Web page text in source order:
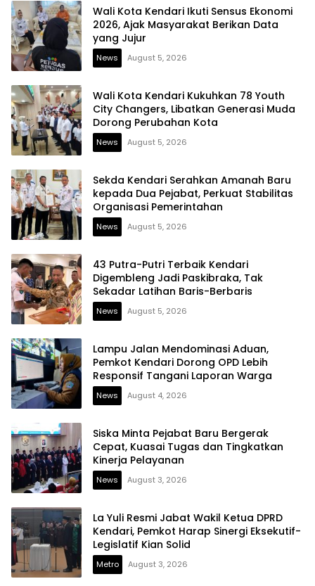
Wali Kota Kendari Ikuti Sensus Ekonomi
2026, Ajak Masyarakat Berikan Data
yang Jujur
News August 5, 2026
Wali Kota Kendari Kukuhkan 78 Youth
City Changers, Libatkan Generasi Muda
Dorong Perubahan Kota
News August 5, 2026
Sekda Kendari Serahkan Amanah Baru
kepada Dua Pejabat, Perkuat Stabilitas
Organisasi Pemerintahan
News August 5, 2026
43 Putra-Putri Terbaik Kendari
Digembleng Jadi Paskibraka, Tak
Sekadar Latihan Baris-Berbaris
News August 5, 2026
Lampu Jalan Mendominasi Aduan,
Pemkot Kendari Dorong OPD Lebih
Responsif Tangani Laporan Warga
News August 4, 2026
Siska Minta Pejabat Baru Bergerak
Cepat, Kuasai Tugas dan Tingkatkan
Kinerja Pelayanan
News August 3, 2026
La Yuli Resmi Jabat Wakil Ketua DPRD
Kendari, Pemkot Harap Sinergi Eksekutif-
Legislatif Kian Solid
Metro August 3, 2026